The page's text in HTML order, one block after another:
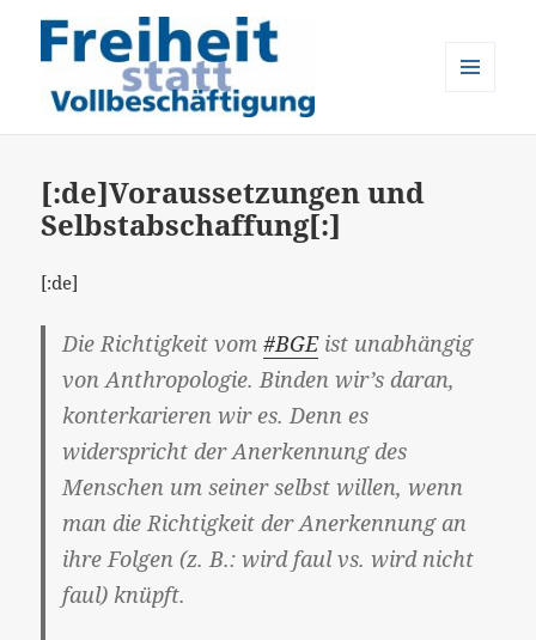
[:de]Voraussetzungen und
Selbstabschaffung[:]
[:de]
Die Richtigkeit vom#BGEist unabhängig
von Anthropologie. Binden wir’s daran,
konterkarieren wir es. Denn es
widerspricht der Anerkennung des
Menschen um seiner selbst willen, wenn
man die Richtigkeit der Anerkennung an
ihre Folgen (z. B.: wird faul vs. wird nicht
faul) knüpft.